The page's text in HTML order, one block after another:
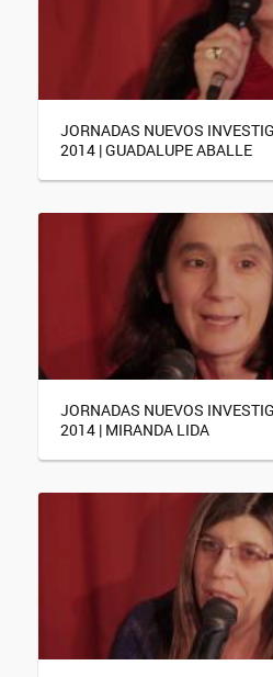
JORNADAS NUEVOS
2014 | GUADALUPE ABALLE
JORNADAS NUEVOS
2014 | MIRANDA LIDA